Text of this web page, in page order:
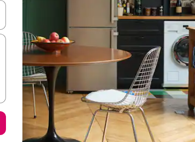
pomocou klávesov so šípkami nahor a nadol alebo